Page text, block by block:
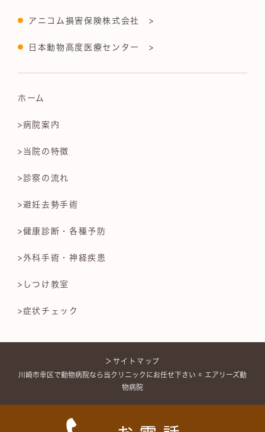
アニコム損害保険株式会社 >
日本動物高度医療センター >
ホーム
>病院案内
>当院の特徴
>診察の流れ
>避妊去勢手術
>健康診断・各種予防
>外科手術・神経疾患
>しつけ教室
>症状チェック
＞サイトマップ
川崎市幸区で動物病院なら当クリニックにお任せ下さい © エアリーズ動
物病院